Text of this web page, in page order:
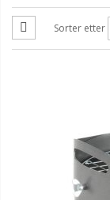
Sorter etter